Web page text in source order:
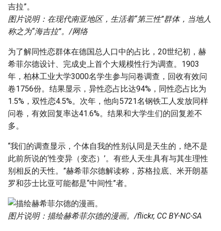
图片说明：在现代南亚地区，生活着“第三性”群体，当地人
称之为“海吉拉”。/网络
为了解同性恋群体在德国总人口中的占比，20世纪初，赫
希菲尔德设计、完成史上首个大规模性行为调查。1903
年，柏林工业大学3000名学生参与问卷调查，回收有效问
卷1756份。结果显示，异性恋占比达94%，同性恋占比为
1.5%，双性恋4.5%。次年，他向5721名钢铁工人发放同样
问卷，有效回复率达41.6%。结果和大学生们的回复差不
多。
“我们的调查显示，个体自我的性别认同是天生的，绝不是
此前所说的‘性变异（变态）’。有些人天生具有与其生理性
别相反的天性。”赫希菲尔德解读称，苏格拉底、米开朗基
罗和莎士比亚可能都是“中间性”者。
图片说明：描绘赫希菲尔德的漫画。/flickr, CC BY-NC-SA